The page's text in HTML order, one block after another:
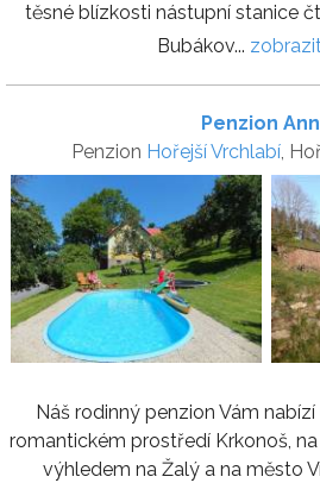
těsné blízkosti nástupní stanice
Bubákov...
Penzion
Penzion Hořejší Vrchlabí,
Náš rodinný penzion Vám
romantickém prostředí Krkonoš,
výhledem na Žalý a na město